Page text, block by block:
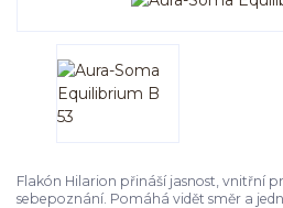
Flakón Hilarion přináší jasnost, vnitřní
sebepoznání. Pomáhá vidět směr a